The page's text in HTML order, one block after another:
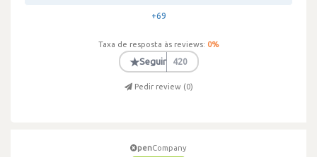
+69
Taxa de resposta às reviews: 0%
★Seguir 420
Pedir review (0)
penCompany